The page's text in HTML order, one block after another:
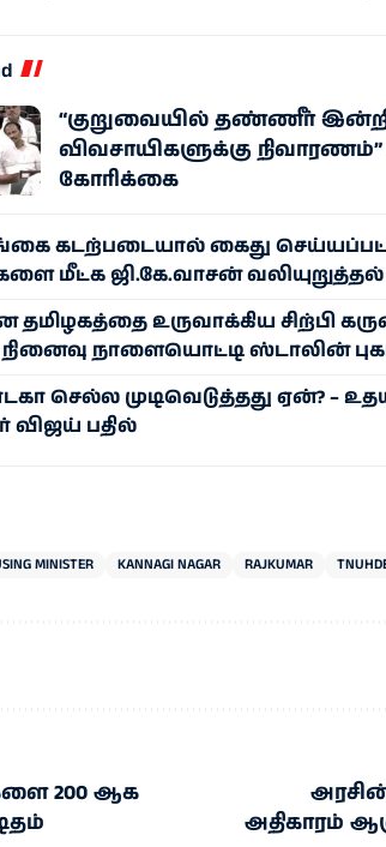
“குறுவையில் தண்ணீர் இன்றி
விவசாயிகளுக்கு
கோரிக்கை
கடற்படையால் கைது
மீட்க ஜி.கே.வாசன் வலியுறுத்தல்
தமிழகத்தை உருவாக்கிய சிற்பி
நாளையொட்டி ஸ்டாலின்
செல்ல முடிவெடுத்தது ஏன்? –
விஜய் பதில்
MINISTER KANNAGI NAGAR RAJKUMAR
200 ஆக
அதிகாரம்